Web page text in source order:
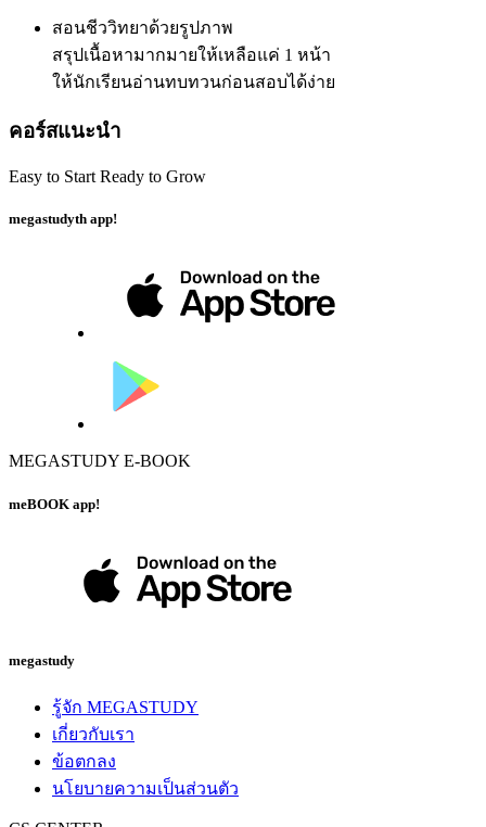
สอนชีววิทยาด้วยรูปภาพ
สรุปเนื้อหามากมายให้เหลือแค่ 1 หน้า
ให้นักเรียนอ่านทบทวนก่อนสอบได้ง่าย
คอร์สแนะนำ
Easy to Start Ready to Grow
megastudyth app!
MEGASTUDY E-BOOK
meBOOK app!
megastudy
รู้จัก MEGASTUDY
เกี่ยวกับเรา
ข้อตกลง
นโยบายความเป็นส่วนตัว